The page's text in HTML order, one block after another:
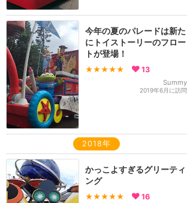
今年の夏のパレードは新た
にトイストーリーのフロー
トが登場！
★★★★★ 13
Summy
2019年6月に訪問
2018年
かっこよすぎるグリーティ
ング
★★★★★ 16